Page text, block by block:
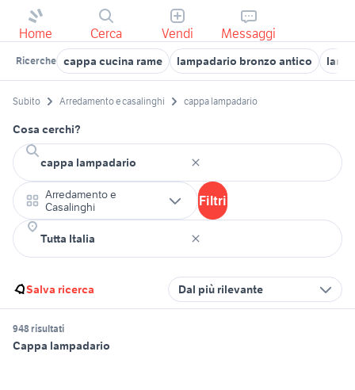
Home Cerca Vendi Messaggi
Ricerche cappa cucina rame lampadario bronzo antico
Subito Arredamento e casalinghi cappa lampadario
Cosa cerchi?
Arredamento e
Casalinghi
Filtri
Salva ricerca Dal più rilevante
948 risultati
Cappa lampadario